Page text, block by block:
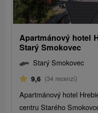
Apartmánový hotel
Starý Smokovec
Starý Smokovec
9,6 (34 recenzí)
Apartmánový hotel
centru Starého